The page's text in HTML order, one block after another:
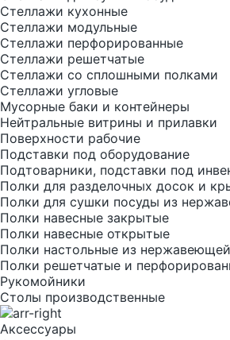
Стеллажи кухонные
Стеллажи модульные
Стеллажи перфорированные
Стеллажи решетчатые
Стеллажи со сплошными полками
Стеллажи угловые
Мусорные баки и контейнеры
Нейтральные витрины и прилавки
Поверхности рабочие
Подставки под оборудование
Подтоварники, подставки под
Полки для разделочных досок и
Полки для сушки посуды из
Полки навесные закрытые
Полки навесные открытые
Полки настольные из
Полки решетчатые и
Рукомойники
Столы производственные
Аксессуары